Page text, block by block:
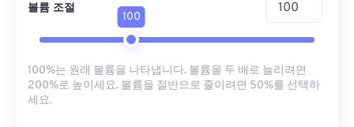
볼륨 조절
100
100%는 원래 볼륨을 나타냅니다. 볼륨을 두 배로 늘리려면
200%로 높이세요. 볼륨을 절반으로 줄이려면 50%를 선택하
세요.